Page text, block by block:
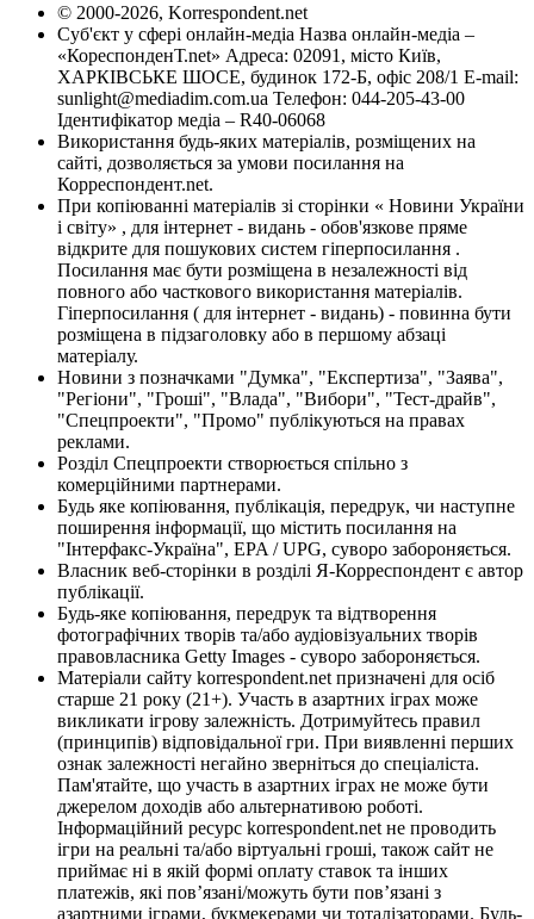
© 2000-2026, Korrespondent.net
Суб'єкт у сфері онлайн-медіа Назва онлайн-медіа –
«КореспонденТ.net» Адреса: 02091, місто Київ,
ХАРКІВСЬКЕ ШОСЕ, будинок 172-Б, офіс 208/1 E-mail:
sunlight@mediadim.com.ua Телефон: 044-205-43-00
Ідентифікатор медіа – R40-06068
Використання будь-яких матеріалів, розміщених на
сайті, дозволяється за умови посилання на
Корреспондент.net.
При копіюванні матеріалів зі сторінки « Новини України
і світу» , для інтернет - видань - обов'язкове пряме
відкрите для пошукових систем гіперпосилання .
Посилання має бути розміщена в незалежності від
повного або часткового використання матеріалів.
Гіперпосилання ( для інтернет - видань) - повинна бути
розміщена в підзаголовку або в першому абзаці
матеріалу.
Новини з позначками "Думка", "Експертиза", "Заява",
"Регіони", "Гроші", "Влада", "Вибори", "Тест-драйв",
"Спецпроекти", "Промо" публікуються на правах
реклами.
Розділ Спецпроекти створюється спільно з
комерційними партнерами.
Будь яке копіювання, публікація, передрук, чи наступне
поширення інформації, що містить посилання на
"Інтерфакс-Україна", EPA / UPG, суворо забороняється.
Власник веб-сторінки в розділі Я-Корреспондент є автор
публікації.
Будь-яке копіювання, передрук та відтворення
фотографічних творів та/або аудіовізуальних творів
правовласника Getty Images - суворо забороняється.
Матеріали сайту korrespondent.net призначені для осіб
старше 21 року (21+). Участь в азартних іграх може
викликати ігрову залежність. Дотримуйтесь правил
(принципів) відповідальної гри. При виявленні перших
ознак залежності негайно зверніться до спеціаліста.
Пам'ятайте, що участь в азартних іграх не може бути
джерелом доходів або альтернативою роботі.
Інформаційний ресурс korrespondent.net не проводить
ігри на реальні та/або віртуальні гроші, також сайт не
приймає ні в якій формі оплату ставок та інших
платежів, які пов’язані/можуть бути пов’язані з
азартними іграми, букмекерами чи тоталізаторами. Будь-